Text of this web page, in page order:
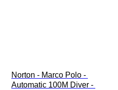
Norton - Marco Polo -
Automatic 100M Diver -